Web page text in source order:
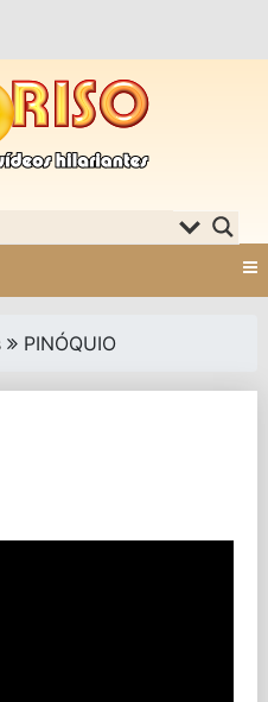
PINÓQUIO